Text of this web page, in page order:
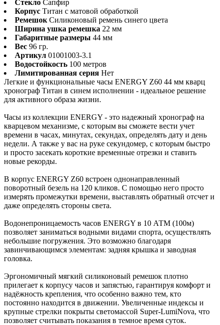
Стекло Сапфир
Корпус Титан с матовой обработкой
Ремешок Силиконовый ремень синего цвета
Ширина ушка ремешка 22 мм
Габаритные размеры 44 мм
Вес 96 гр.
Артикул 01001003-3.1
Водостойкость 100 метров
Лимитированная серия Нет
Легкие и функциональные часы ENERGY Z60 44 мм кварц
хронограф Титан в синем исполнении - идеальное решение
для активного образа жизни.
Часы из коллекции ENERGY - это надежный хронограф на
кварцевом механизме, с которым вы сможете вести учет
времени в часах, минутах, секундах, определять дату и день
недели. А также у вас на руке секундомер, с которым быстро
и просто засекать короткие временные отрезки и ставить
новые рекорды.
В корпус ENERGY Z60 встроен однонаправленный
поворотный безель на 120 кликов. С помощью него просто
измерять промежутки времени, выставлять обратный отсчет и
даже определять стороны света.
Водонепроницаемость часов ENERGY в 10 АТМ (100м)
позволяет заниматься водными видами спорта, осуществлять
небольшие погружения. Это возможно благодаря
завинчивающимся элементам: задняя крышка и заводная
головка.
Эргономичный мягкий силиконовый ремешок плотно
прилегает к корпусу часов и запястью, гарантируя комфорт и
надёжность крепления, что особенно важно тем, кто
постоянно находится в движении. Увеличенные индексы и
крупные стрелки покрыты светомассой Super-LumiNova, что
позволяет считывать показания в темное время суток.